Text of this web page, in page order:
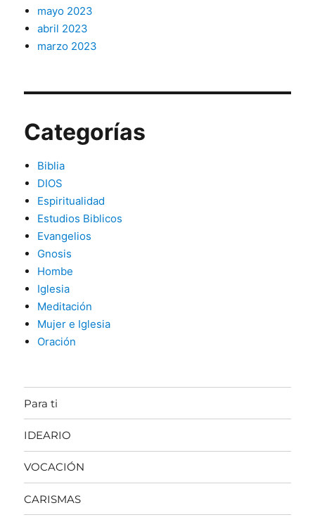
mayo 2023
abril 2023
marzo 2023
Categorías
Biblia
DIOS
Espiritualidad
Estudios Biblicos
Evangelios
Gnosis
Hombe
Iglesia
Meditación
Mujer e Iglesia
Oración
Para ti
IDEARIO
VOCACIÓN
CARISMAS